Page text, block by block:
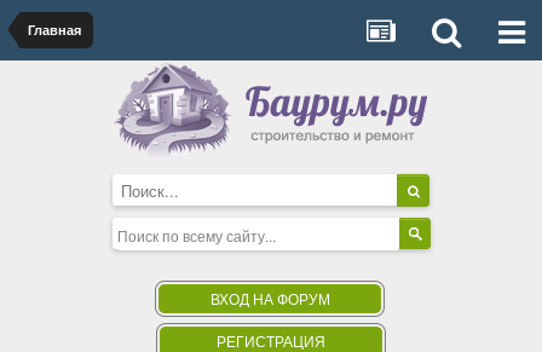
Главная
ВХОД НА ФОРУМ
РЕГИСТРАЦИЯ